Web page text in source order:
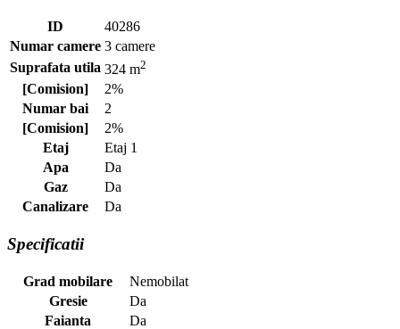
ID
40286
Numar camere 3 camere
Suprafata utila 324 m2
[Comision]
2%
Numar bai
2
[Comision]
2%
Etaj
Etaj 1
Apa
Da
Gaz
Da
Canalizare
Da
Specificatii
Grad mobilare
Nemobilat
Gresie
Da
Faianta
Da